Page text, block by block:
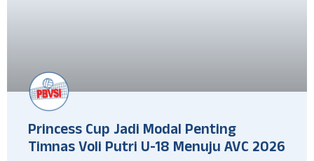
Princess Cup Jadi Modal Penting
Timnas Voli Putri U-18 Menuju AVC 2026